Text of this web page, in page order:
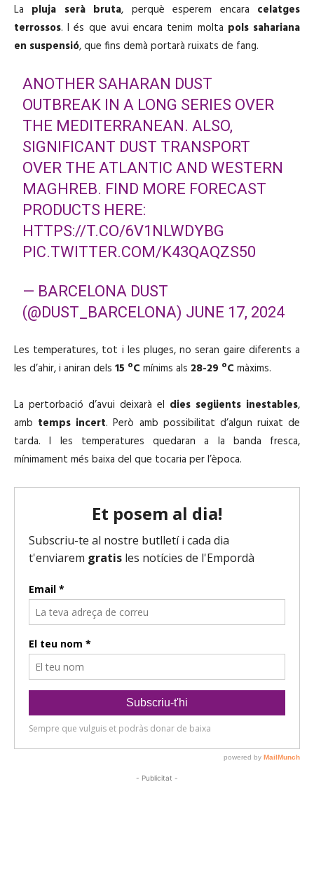
La pluja serà bruta, perquè esperem encara celatges
terrossos. I és que avui encara tenim molta pols sahariana
en suspensió, que fins demà portarà ruixats de fang.
ANOTHER SAHARAN DUST
OUTBREAK IN A LONG SERIES OVER
THE MEDITERRANEAN. ALSO,
SIGNIFICANT DUST TRANSPORT
OVER THE ATLANTIC AND WESTERN
MAGHREB. FIND MORE FORECAST
PRODUCTS HERE:
HTTPS://T.CO/6V1NLWDYBG
PIC.TWITTER.COM/K43QAQZS50
— BARCELONA DUST
(@DUST_BARCELONA) JUNE 17, 2024
Les temperatures, tot i les pluges, no seran gaire diferents a
les d’ahir, i aniran dels 15 ºC mínims als 28-29 ºC màxims.
La pertorbació d’avui deixarà el dies següents inestables,
amb temps incert. Però amb possibilitat d’algun ruixat de
tarda. I les temperatures quedaran a la banda fresca,
mínimament més baixa del que tocaria per l’època.
- Publicitat -